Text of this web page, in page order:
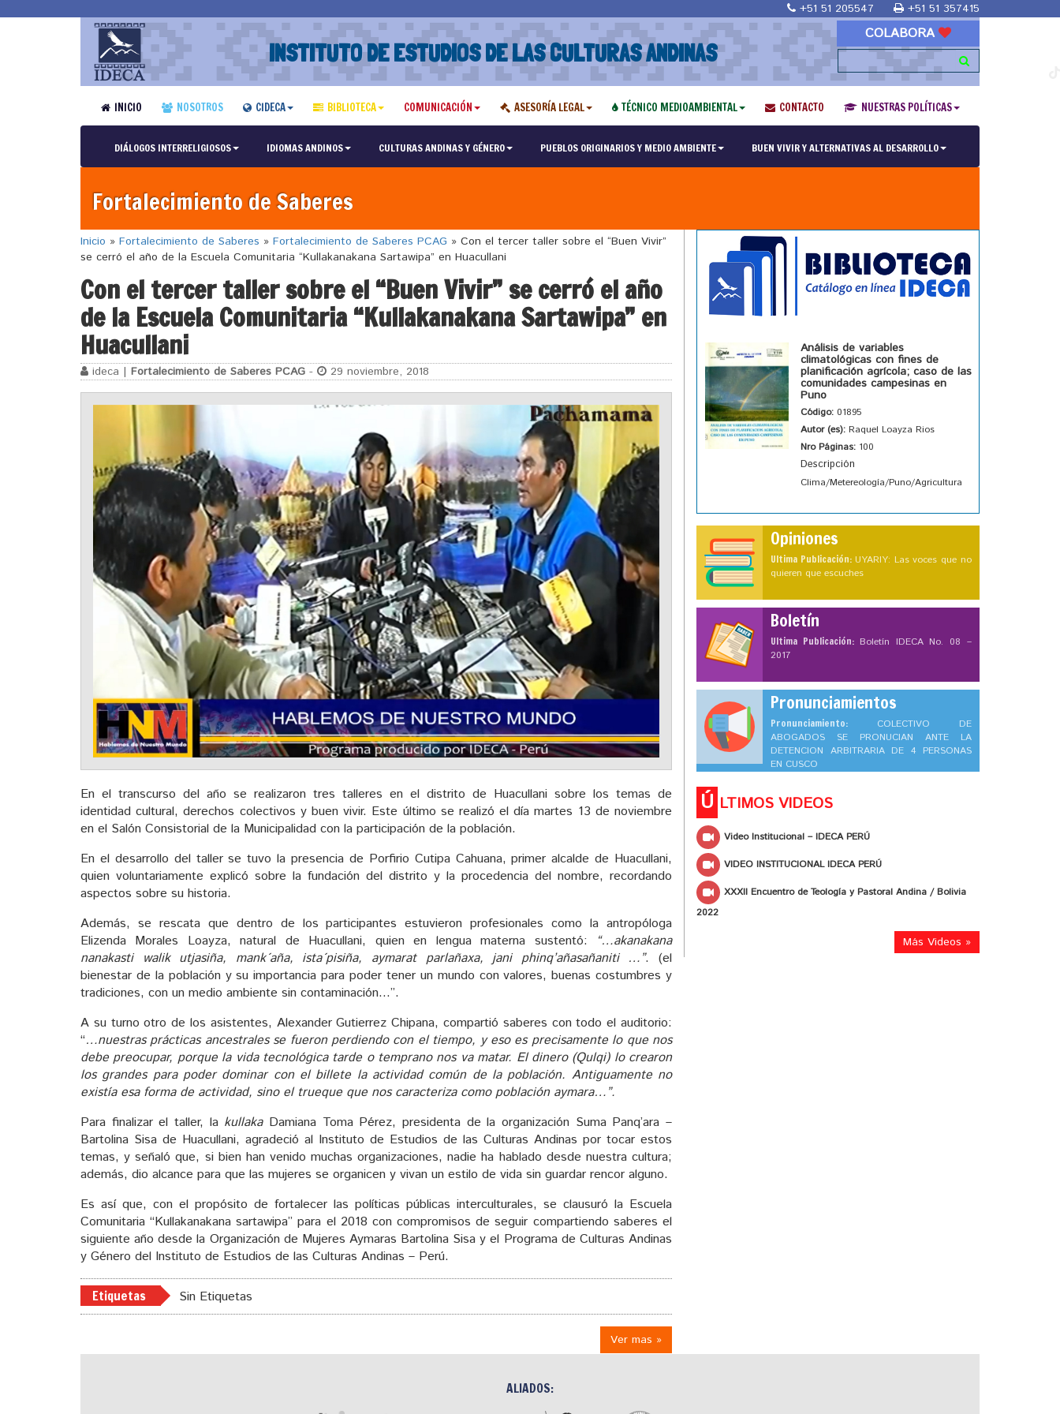
+51 51 205547 +51 51 357415
INSTITUTO DE ESTUDIOS DE LAS CULTURAS ANDINAS
COLABORA
INICIO NOSOTROS CIDECA BIBLIOTECA COMUNICACIÓN ASESORÍA LEGAL TÉCNICO MEDIOAMBIENTAL CONTACTO NUESTRAS POLÍTICAS
DIÁLOGOS INTERRELIGIOSOS IDIOMAS ANDINOS CULTURAS ANDINAS Y GÉNERO PUEBLOS ORIGINARIOS Y MEDIO AMBIENTE BUEN VIVIR Y ALTERNATIVAS AL DESARROLLO
Fortalecimiento de Saberes
Inicio » Fortalecimiento de Saberes » Fortalecimiento de Saberes PCAG » Con el tercer taller sobre el “Buen Vivir”
se cerró el año de la Escuela Comunitaria “Kullakanakana Sartawipa” en Huacullani
Con el tercer taller sobre el “Buen Vivir” se cerró el año
de la Escuela Comunitaria “Kullakanakana Sartawipa” en
Huacullani
ideca | Fortalecimiento de Saberes PCAG - 29 noviembre, 2018
En el transcurso del año se realizaron tres talleres en el distrito de Huacullani sobre los temas de
identidad cultural, derechos colectivos y buen vivir. Este último se realizó el día martes 13 de noviembre
en el Salón Consistorial de la Municipalidad con la participación de la población.
En el desarrollo del taller se tuvo la presencia de Porfirio Cutipa Cahuana, primer alcalde de Huacullani,
quien voluntariamente explicó sobre la fundación del distrito y la procedencia del nombre, recordando
aspectos sobre su historia.
Además, se rescata que dentro de los participantes estuvieron profesionales como la antropóloga
Elizenda Morales Loayza, natural de Huacullani, quien en lengua materna sustentó:
“…akanakana
nanakasti walik utjasiña, mank´aña, ista´pisiña, aymarat parlañaxa, jani phinq’añasañaniti …”. (el
bienestar de la población y su importancia para poder tener un mundo con valores, buenas costumbres y
tradiciones, con un medio ambiente sin contaminación…”.
A su turno otro de los asistentes, Alexander Gutierrez Chipana, compartió saberes con todo el auditorio:
“…nuestras prácticas ancestrales se fueron perdiendo con el tiempo, y eso es precisamente lo que nos
debe preocupar, porque la vida tecnológica tarde o temprano nos va matar. El dinero (Qulqi) lo crearon
los grandes para poder dominar con el billete la actividad común de la población. Antiguamente no
existía esa forma de actividad, sino el trueque que nos caracteriza como población aymara…”.
Para finalizar el taller, la kullakaDamiana Toma Pérez, presidenta de la organización Suma Panq’ara –
Bartolina Sisa de Huacullani, agradeció al Instituto de Estudios de las Culturas Andinas por tocar estos
temas, y señaló que, si bien han venido muchas organizaciones, nadie ha hablado desde nuestra cultura;
además, dio alcance para que las mujeres se organicen y vivan un estilo de vida sin guardar rencor alguno.
Es así que, con el propósito de fortalecer las políticas públicas interculturales, se clausuró la Escuela
Comunitaria “Kullakanakana sartawipa” para el 2018 con compromisos de seguir compartiendo saberes el
siguiente año desde la Organización de Mujeres Aymaras Bartolina Sisa y el Programa de Culturas Andinas
y Género del Instituto de Estudios de las Culturas Andinas – Perú.
Etiquetas Sin Etiquetas
Ver mas »
Análisis de variables
climatológicas con fines de
planificación agrícola; caso de las
comunidades campesinas en
Puno
Código: 01895
Autor (es): Raquel Loayza Rios
Nro Páginas: 100
Descripción
Clima/Metereología/Puno/Agricultura
Opiniones
Ultima Publicación: UYARIY: Las voces que no
quieren que escuches
Boletín
Ultima Publicación: Boletín IDECA No. 08 –
2017
Pronunciamientos
Pronunciamiento: COLECTIVO DE
ABOGADOS SE PRONUCIAN ANTE LA
DETENCION ARBITRARIA DE 4 PERSONAS
EN CUSCO
Ú LTIMOS VIDEOS
Video Institucional – IDECA PERÚ
VIDEO INSTITUCIONAL IDECA PERÚ
XXXII Encuentro de Teología y Pastoral Andina / Bolivia
2022
Más Videos »
ALIADOS: